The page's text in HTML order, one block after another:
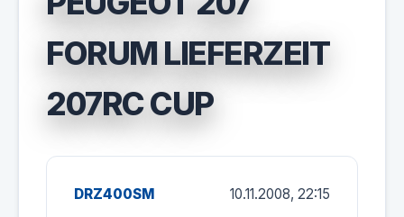
FORUM LIEFERZEIT
207RC CUP
DRZ400SM 10.11.2008, 22:15